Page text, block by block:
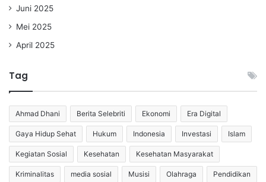
Juni 2025
Mei 2025
April 2025
Tag
Ahmad Dhani Berita Selebriti Ekonomi Era Digital
Gaya Hidup Sehat Hukum Indonesia Investasi Islam
Kegiatan Sosial Kesehatan Kesehatan Masyarakat
Kriminalitas media sosial Musisi Olahraga Pendidikan